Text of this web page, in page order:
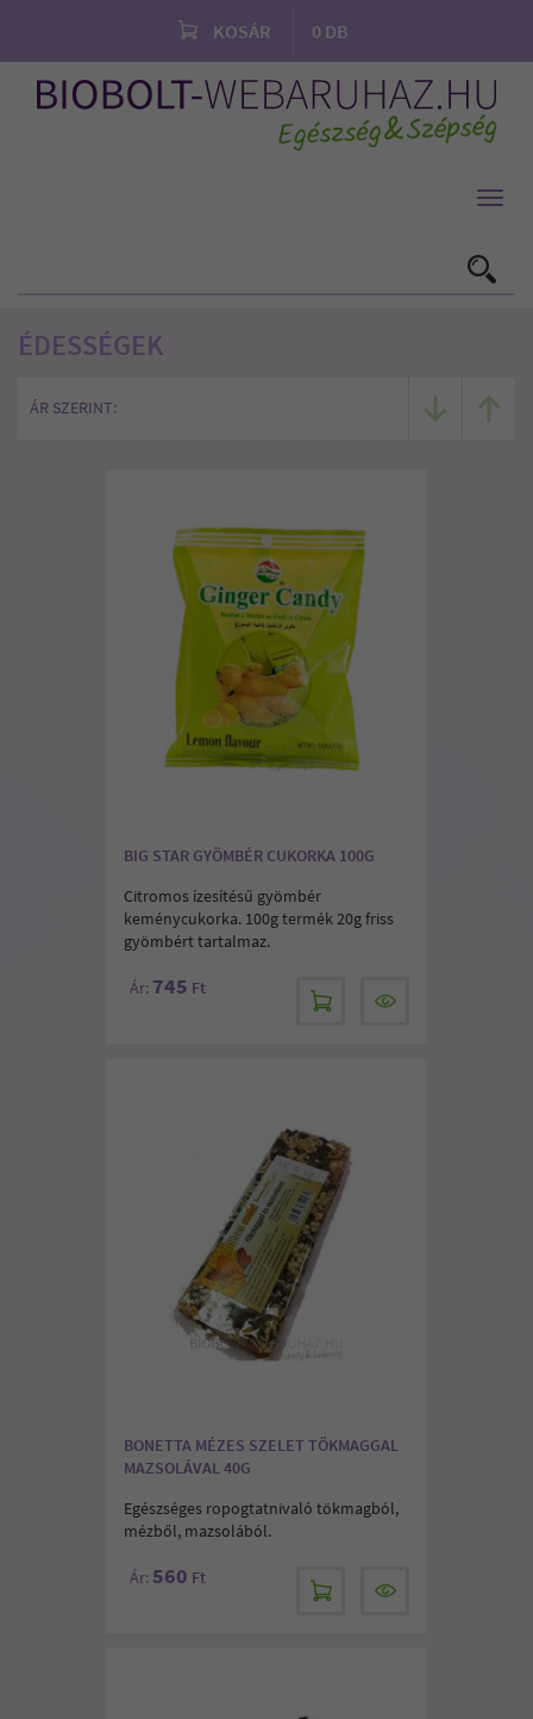
KOSÁR 0 DB
ÉDESSÉGEK
ÁR SZERINT:
BIG STAR GYÖMBÉR CUKORKA 100G
Citromos ízesítésű gyömbér
keménycukorka. 100g termék 20g friss
gyömbért tartalmaz.
Ár: 745 Ft
BONETTA MÉZES SZELET TÖKMAGGAL
MAZSOLÁVAL 40G
Egészséges ropogtatnivaló tökmagból,
mézből, mazsolából.
Ár: 560 Ft